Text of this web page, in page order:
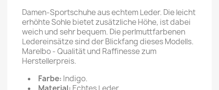
Damen-Sportschuhe aus echtem Leder. Die leicht
erhöhte Sohle bietet zusätzliche Höhe, ist dabei
weich und sehr bequem. Die perlmuttfarbenen
Ledereinsätze sind der Blickfang dieses Modells.
Marelbo - Qualität und Raffinesse zum
Herstellerpreis.
Farbe: Indigo.